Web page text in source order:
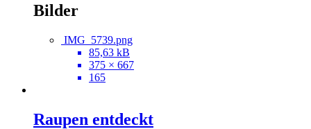
Bilder
IMG_5739.png
85,63 kB
375 × 667
165
Raupen entdeckt